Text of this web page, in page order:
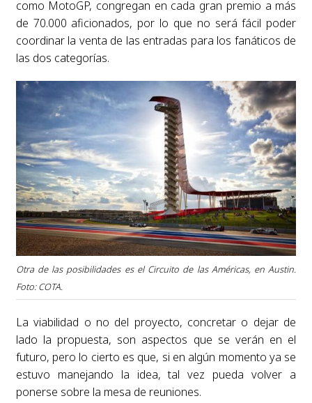
como MotoGP, congregan en cada gran premio a más
de 70.000 aficionados, por lo que no será fácil poder
coordinar la venta de las entradas para los fanáticos de
las dos categorías.
Otra de las posibilidades es el Circuito de las Américas, en Austin.
Foto: COTA.
La viabilidad o no del proyecto, concretar o dejar de
lado la propuesta, son aspectos que se verán en el
futuro, pero lo cierto es que, si en algún momento ya se
estuvo manejando la idea, tal vez pueda volver a
ponerse sobre la mesa de reuniones.